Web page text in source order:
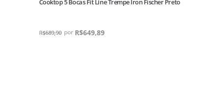
Cooktop 5 Bocas Fit Line Trempe Iron Fischer Preto
R$689,90 R$649,89